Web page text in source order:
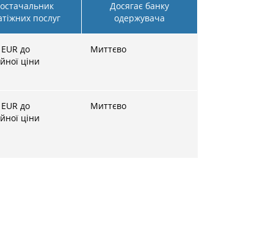
послуг
Досягає банку
одержувача
EUR до
ціни
Миттєво
EUR до
ціни
Миттєво